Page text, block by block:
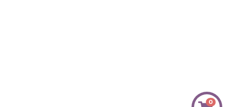
0